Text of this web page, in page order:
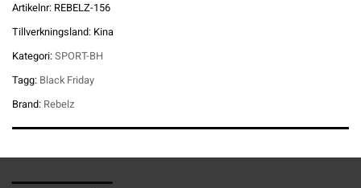
Artikelnr: REBELZ-156
Tillverkningsland: Kina
Kategori:SPORT-BH
Tagg: Black Friday
Brand: Rebelz